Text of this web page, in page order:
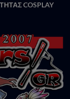
COSPLAY